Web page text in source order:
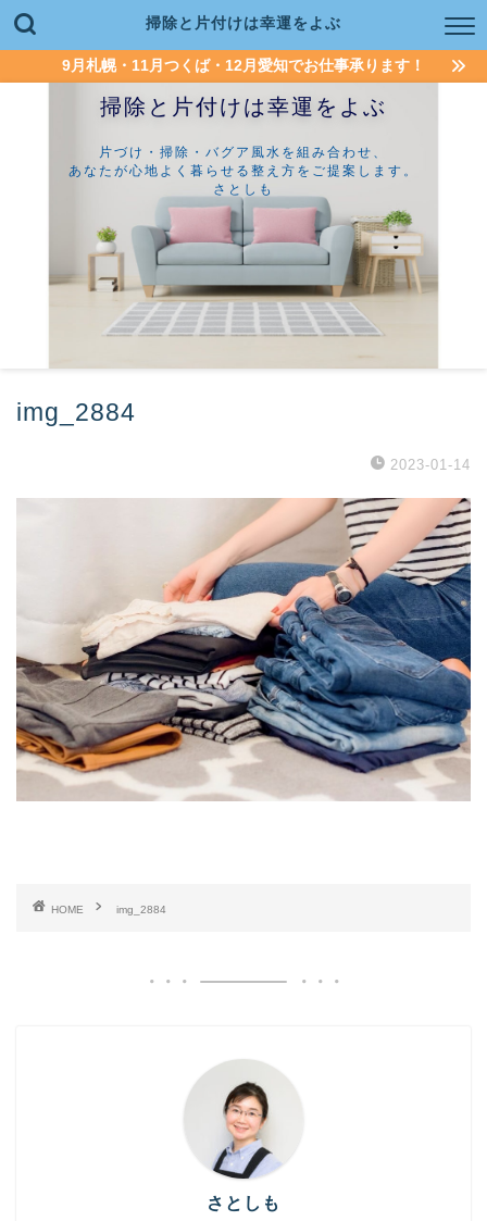
掃除と片付けは幸運をよぶ
9月札幌・11月つくば・12月愛知でお仕事承ります！
掃除と片付けは幸運をよぶ
片づけ・掃除・バグア風水を組み合わせ、
あなたが心地よく暮らせる整え方をご提案します。
さとしも
img_2884
2023-01-14
HOME img_2884
さとしも